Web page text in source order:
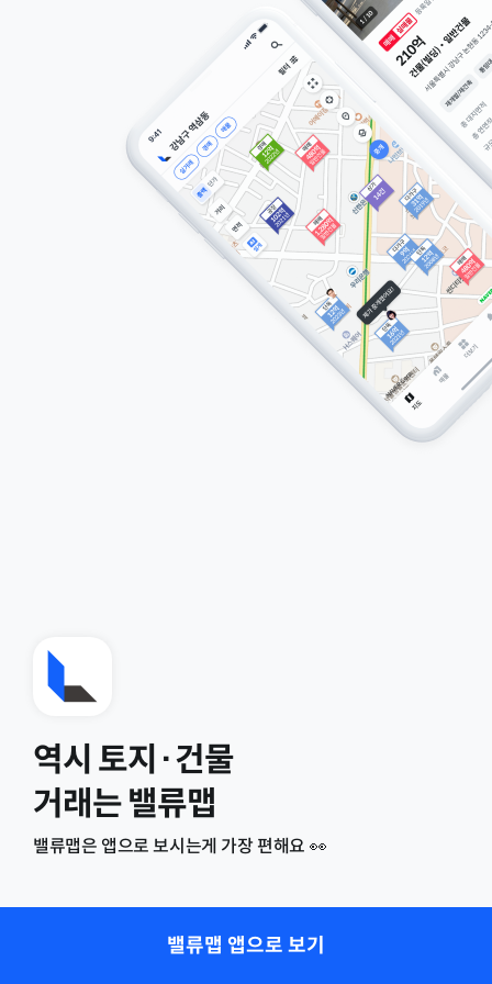
역시 토지·건물
거래는 밸류맵
밸류맵은 앱으로 보시는게 가장 편해요 👀
밸류맵 앱으로 보기